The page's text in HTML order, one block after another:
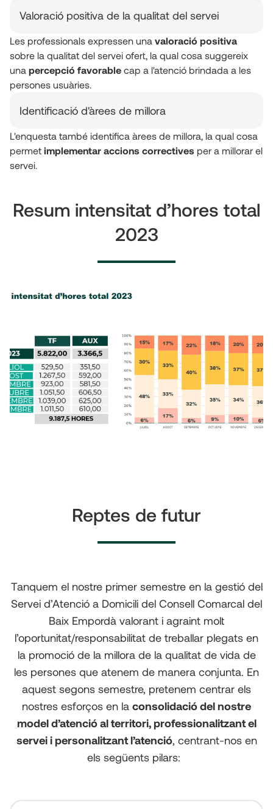
Valoració positiva de la qualitat del servei
Les professionals expressen una valoració positiva
sobre la qualitat del servei ofert, la qual cosa suggereix
una percepció favorable cap a l'atenció brindada a les
persones usuàries.
Identificació d'àrees de millora
L'enquesta també identifica àrees de millora, la qual cosa
permet implementar accions correctives per a millorar el
servei.
Resum intensitat d’hores total
2023
Reptes de futur
Tanquem el nostre primer semestre en la gestió del
Servei d’Atenció a Domicili del Consell Comarcal del
Baix Empordà valorant i agraint molt
l’oportunitat/responsabilitat de treballar plegats en
la promoció de la millora de la qualitat de vida de
les persones que atenem de manera conjunta. En
aquest segons semestre, pretenem centrar els
nostres esforços en la consolidació del nostre
model d’atenció al territori, professionalitzant el
servei i personalitzant l’atenció, centrant-nos en
els següents pilars: